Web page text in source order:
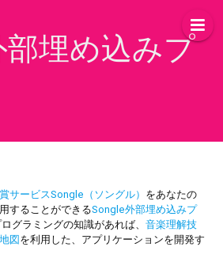
部埋め込みプ
サービスSongle（ソングル） をあなたの
することができるSongle外部埋め込みプ
グラミングの知識があれば、音楽理解技
図を利用した、アプリケーションを開発す